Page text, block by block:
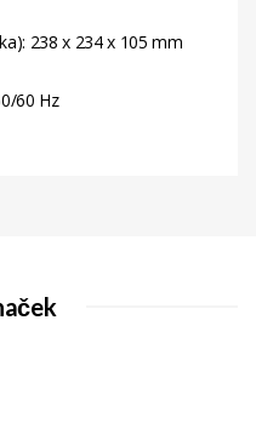
238 x 234 x 105 mm
60 Hz